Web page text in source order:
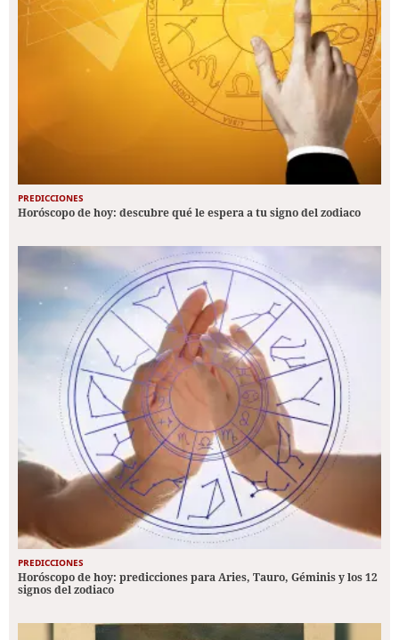
PREDICCIONES
Horóscopo de hoy: descubre qué le espera a tu signo del zodiaco
PREDICCIONES
Horóscopo de hoy: predicciones para Aries, Tauro, Géminis y los 12
signos del zodiaco